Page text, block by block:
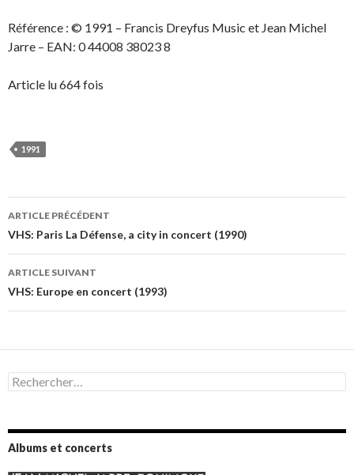
Référence : © 1991 – Francis Dreyfus Music et Jean Michel
Jarre – EAN: 0 44008 38023 8
Article lu 664 fois
1991
Navigation
des
articles
ARTICLE PRÉCÉDENT
VHS: Paris La Défense, a city in concert (1990)
ARTICLE SUIVANT
VHS: Europe en concert (1993)
Rechercher :
Albums et concerts